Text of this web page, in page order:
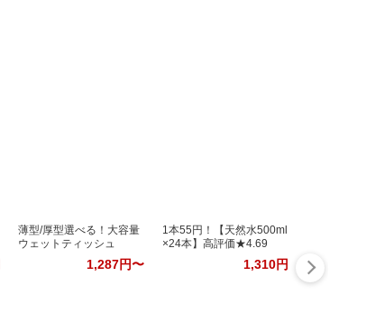
薄型/厚型選べる！大容量
ウェットティッシュ
1,287円〜
1本55円！【天然水500ml
×24本】高評価★4.69
1,310円